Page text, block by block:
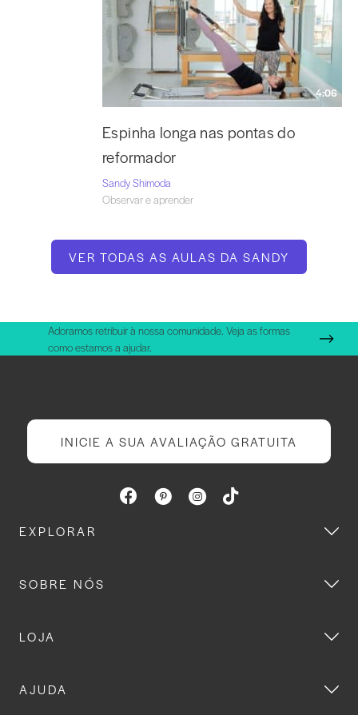
4:06
Espinha longa nas pontas do
reformador
Sandy Shimoda
Observar e aprender
VER TODAS AS AULAS DA SANDY
Adoramos retribuir à nossa comunidade. Veja as formas
como estamos a ajudar.
INICIE A SUA AVALIAÇÃO GRATUITA
EXPLORAR
SOBRE NÓS
LOJA
AJUDA